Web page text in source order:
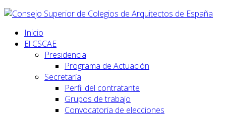
Inicio
El CSCAE
Presidencia
Programa de Actuación
Secretaría
Perfil del contratante
Grupos de trabajo
Convocatoria de elecciones